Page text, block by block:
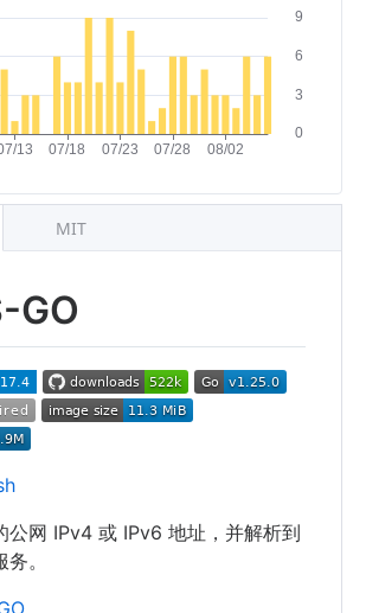
GO
公网 IPv4 或 IPv6 地址，并解析到
。
MIT